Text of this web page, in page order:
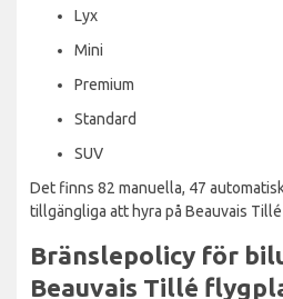
Lyx
Mini
Premium
Standard
SUV
Det finns 82 manuella, 47
tillgängliga att hyra på Beauvais
Bränslepolicy för
Beauvais Tillé